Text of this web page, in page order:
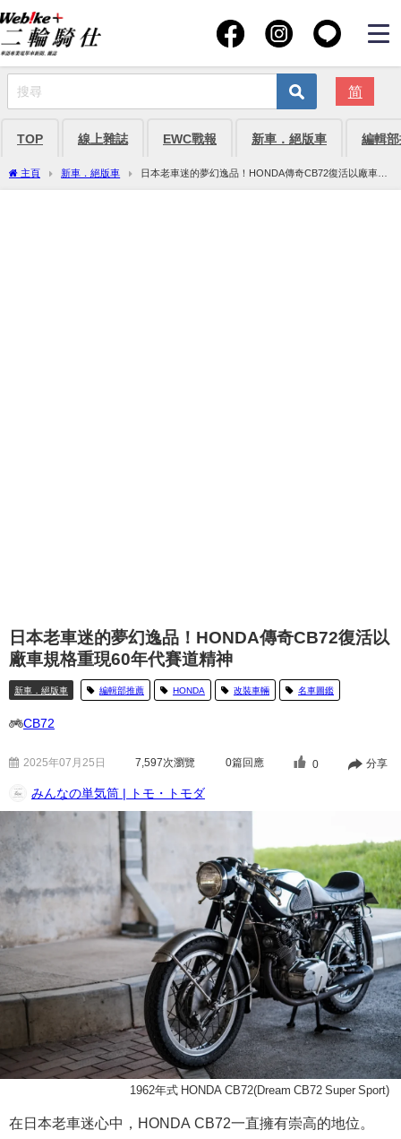
简
TOP 線上雜誌 EWC戰報 新車．絕版車 編輯
主頁 新車．絕版車
日本老車迷的夢幻逸品！HONDA傳奇CB72復活以廠車規
格重現60年代賽道精神
日本老車迷的夢幻逸品！HONDA傳奇CB72復活以
廠車規格重現60年代賽道精神
新車．絕版車 編輯部推薦 HONDA 改裝車輛 名車圖鑑
CB72
2025年07月25日 7,597次瀏覽 0篇回應 0 分享
みんなの単気筒 | トモ・トモダ
1962年式 HONDA CB72(Dream CB72 Super Sport)
在日本老車迷心中，HONDA CB72一直擁有崇高的地位。